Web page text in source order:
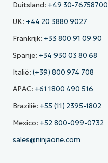
Duitsland: +49 30-76758700
UK: +44 20 3880 9027
Frankrijk: +33 800 91 09 90
Spanje: +34 930 03 80 68
Italië: (+39) 800 974 708
APAC: +61 1800 490 516
Brazilië: +55 (11) 2395-1802
Mexico: +52 800-099-0732
sales@ninjaone.com